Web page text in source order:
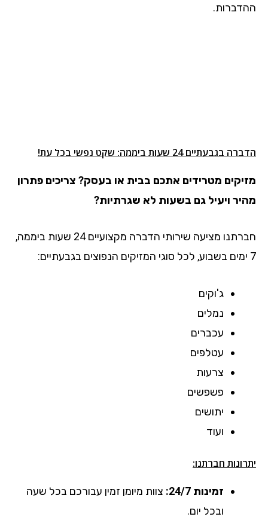
ההדברות.
הדברה בגבעתיים 24 שעות ביממה: שקט נפשי בכל עת!
מזיקים מטרידים אתכם בבית או בעסק? צריכים פתרון
מהיר ויעיל גם בשעות לא שגרתיות?
חברתנו מציעה שירותי הדברה מקצועיים 24 שעות ביממה,
7 ימים בשבוע, לכל סוגי המזיקים הנפוצים בגבעתיים:
ג'וקים
נמלים
עכברים
עטלפים
צרעות
פשפשים
יתושים
ועוד
יתרונות חברתנו:
זמינות 24/7:
צוות מיומן זמין עבורכם בכל שעה
ובכל יום.